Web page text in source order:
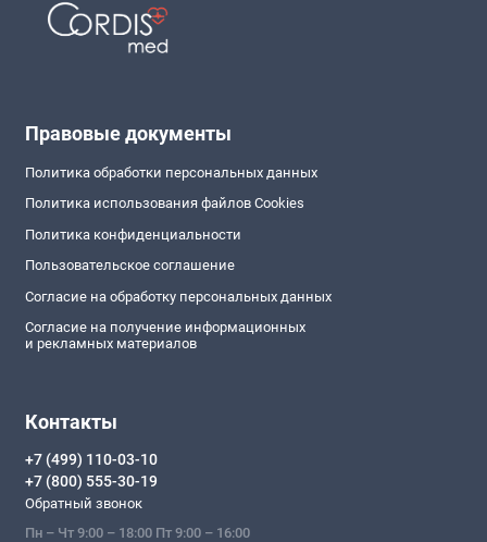
Правовые документы
Политика обработки персональных данных
Политика использования файлов Cookies
Политика конфиденциальности
Пользовательское соглашение
Согласие на обработку персональных данных
Согласие на получение информационных
и рекламных материалов
Контакты
+7 (499) 110-03-10
+7 (800) 555-30-19
Обратный звонок
Пн – Чт 9:00 – 18:00 Пт 9:00 – 16:00